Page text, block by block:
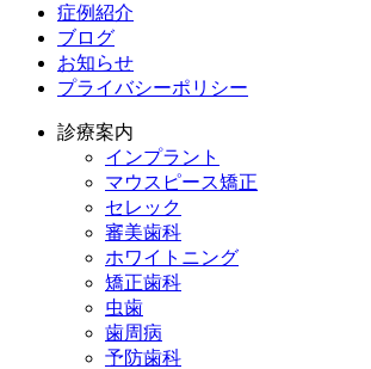
症例紹介
ブログ
お知らせ
プライバシーポリシー
診療案内
インプラント
マウスピース矯正
セレック
審美歯科
ホワイトニング
矯正歯科
虫歯
歯周病
予防歯科